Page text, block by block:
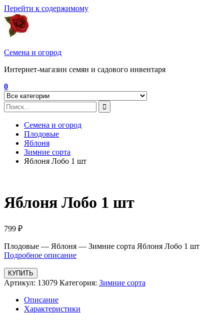
Перейти к содержимому
Семена и огород
Интернет-магазин семян и садового инвентаря
0
Семена и огород
Плодовые
Яблоня
Зимние сорта
Яблоня Лобо 1 шт
Яблоня Лобо 1 шт
799 ₽
Плодовые — Яблоня — Зимние сорта Яблоня Лобо 1 шт
Подробное описание
КУПИТЬ
Артикул: 13079 Категория: Зимние сорта
Описание
Характеристики